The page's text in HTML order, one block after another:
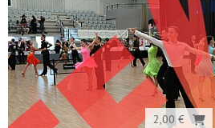
2,00 €